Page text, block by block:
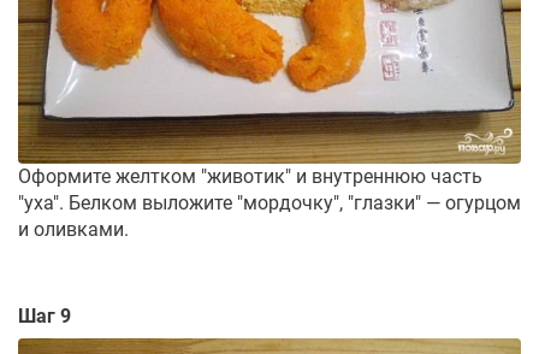
Оформите желтком "животик" и внутреннюю часть
"уха". Белком выложите "мордочку", "глазки" — огурцом
и оливками.
Шаг 9